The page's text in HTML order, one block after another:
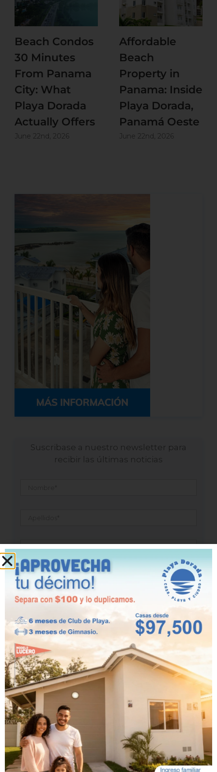
Beach Condos
30 Minutes
From Panama
City: What
Playa Dorada
Actually Offers
June 22nd, 2026
Affordable
Beach
Property in
Panama: Inside
Playa Dorada,
Panamá Oeste
June 22nd, 2026
Suscribase a nuestro newsletter para
recibir las últimas noticias
Teléfono *